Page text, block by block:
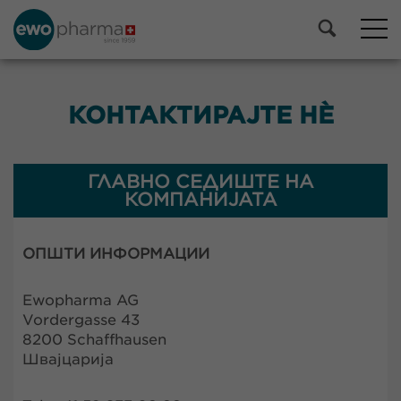
КОНТАКТИРАЈТЕ НÈ
ГЛАВНО СЕДИШТЕ НА
КОМПАНИЈАТА
ОПШТИ ИНФОРМАЦИИ
Ewopharma AG
Vordergasse 43
8200 Schaffhausen
Швајцарија